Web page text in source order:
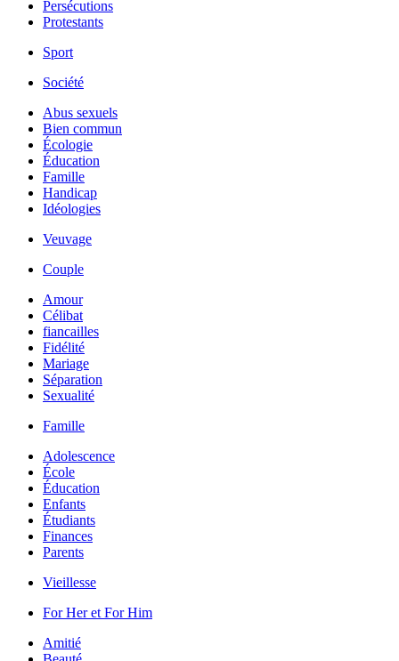
Persécutions
Protestants
Sport
Société
Abus sexuels
Bien commun
Écologie
Éducation
Famille
Handicap
Idéologies
Veuvage
Couple
Amour
Célibat
fiancailles
Fidélité
Mariage
Séparation
Sexualité
Famille
Adolescence
École
Éducation
Enfants
Étudiants
Finances
Parents
Vieillesse
For Her et For Him
Amitié